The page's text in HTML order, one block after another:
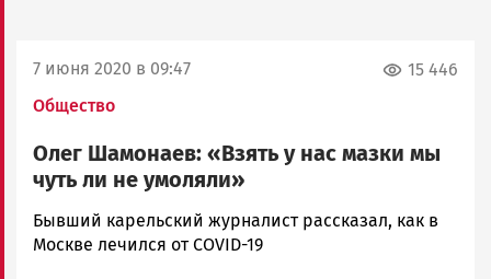
7 июня 2020 в 09:47
Общество
15 446
Олег Шамонаев: «Взять у нас мазки мы
чуть ли не умоляли»
Елена
Гульшина
Бывший карельский журналист рассказал, как в
Москве лечился от COVID-19